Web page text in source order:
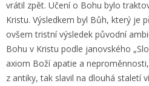
vrátil zpět. Učení o Bohu bylo
Kristu. Výsledkem byl Bůh, který je
ovšem tristní výsledek původní
Bohu v Kristu podle janovského
axiom Boží apatie a
z antiky, tak slavil na dlouhá staletí